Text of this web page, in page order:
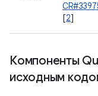
[2]
Компоненты
исходным